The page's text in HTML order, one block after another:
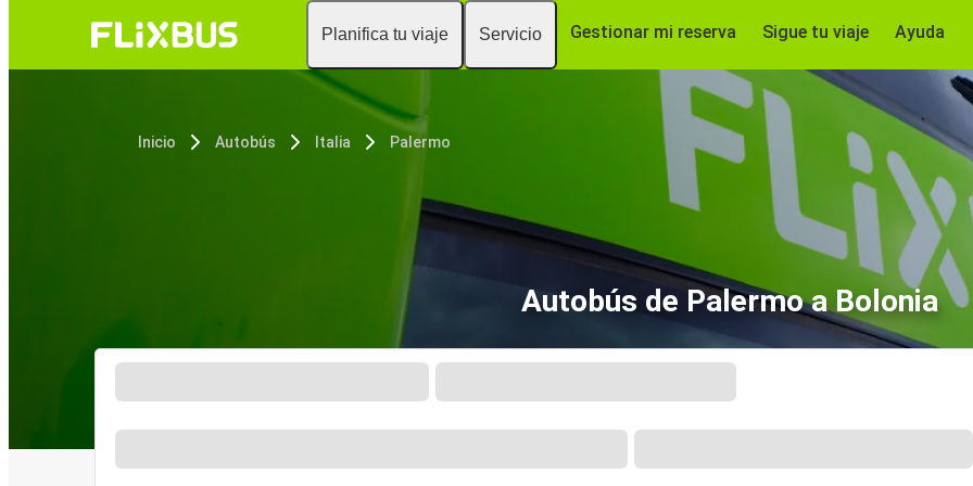
Planifica tu viaje Servicio Gestionar mi reserva Sigue tu viaje Ayuda
Inicio Autobús Italia Palermo
Autobús de Palermo a Bolonia